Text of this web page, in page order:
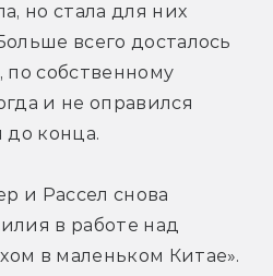
но стала для них
всего досталось
собственному
и не оправился
до конца.
и Рассел снова
в работе над
в маленьком Китае».